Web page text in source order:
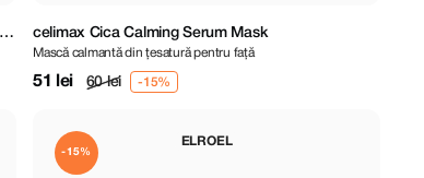
celimax Cica Calming Serum Mask
Mască calmantă din țesatură pentru față
51 lei 60 lei
ELROEL
-15%